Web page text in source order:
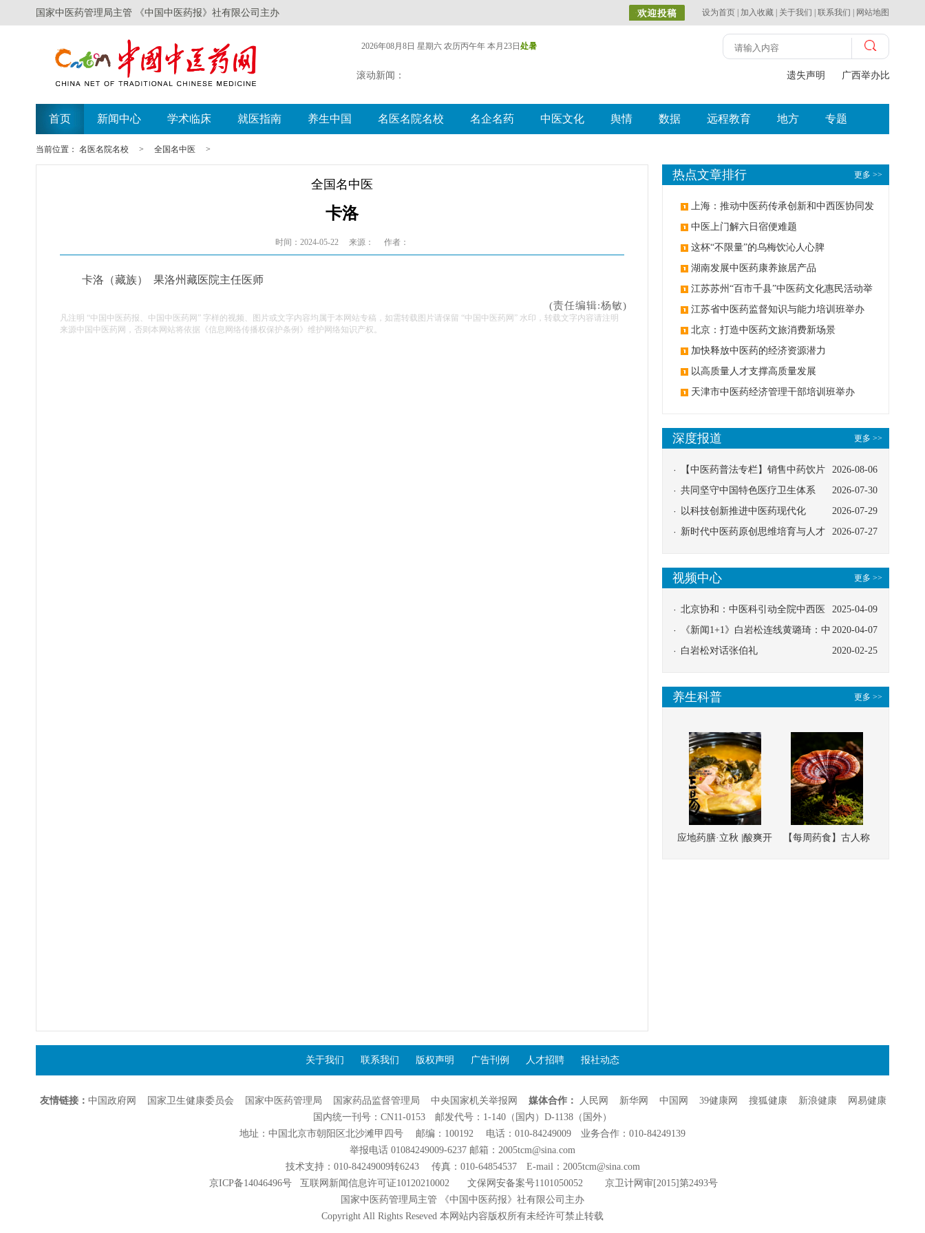
国家中医药管理局主管 《中国中医药报》社有限公司主办 设为首页 加入收藏 关于我们 联系我们 网站地图
2026年08月8日 星期六 农历丙午年 本月23日 处暑
滚动新闻： 遗失声明 广西举办比赛探索
首页 新闻中心 学术临床 就医指南 养生中国 名医名院名校 名企名药 中医文化 舆情 数据 远程教育 地方 专题
当前位置： 名医名院名校 > 全国名中医 >
全国名中医
卡洛
时间：2024-05-22 来源： 作者：
卡洛（藏族） 果洛州藏医院主任医师
(责任编辑:杨敏)
凡注明 “中国中医药报、中国中医药网” 字样的视频、图片或文字内容均属于本网站专稿，如需转载图片请保留 “中国中医药网” 水印，转载文字内容请注明
来源中国中医药网，否则本网站将依据《信息网络传播权保护条例》维护网络知识产权。
更多 >>
热点文章排行
上海：推动中医药传承创新和中西医协同发
展 中医上门解六日宿便难题
这杯“不限量”的乌梅饮沁人心脾
湖南发展中医药康养旅居产品
江苏苏州“百市千县”中医药文化惠民活动举
办 江苏省中医药监督知识与能力培训班举办
北京：打造中医药文旅消费新场景
加快释放中医药的经济资源潜力
以高质量人才支撑高质量发展
天津市中医药经济管理干部培训班举办
更多 >>
深度报道
2026-08-06
【中医药普法专栏】销售中药饮片
应告知煎服方法及注意事项
2026-07-30
共同坚守中国特色医疗卫生体系
2026-07-29
以科技创新推进中医药现代化
2026-07-27
新时代中医药原创思维培育与人才
更多 >>
视频中心
2025-04-09
北京协和：中医科引动全院中西医
协同
2020-04-07
《新闻1+1》白岩松连线黄璐琦：中
医救治的临床效果
2020-02-25
白岩松对话张伯礼
更多 >>
养生科普
应地药膳·立秋 |酸爽开
【每周药食】古人称
关于我们 联系我们 版权声明 广告刊例 人才招聘 报社动态
友情链接： 中国政府网 国家卫生健康委员会 国家中医药管理局 国家药品监督管理局 中央国家机关举报网 媒体合作： 人民网 新华网 中国网 39健康网 搜狐健康 新浪健康
网易健康
国内统一刊号：CN11-0153 邮发代号：1-140（国内）D-1138（国外）
地址：中国北京市朝阳区北沙滩甲四号 邮编：100192 电话：010-84249009 业务合作：010-84249139
举报电话 01084249009-6237 邮箱：2005tcm@sina.com
技术支持：010-84249009转6243 传真：010-64854537 E-mail：2005tcm@sina.com
京ICP备14046496号
互联网新闻信息许可证10120210002文保网安备案号1101050052 京卫计网审[2015]第2493号
国家中医药管理局主管 《中国中医药报》社有限公司主办
Copyright All Rights Reseved 本网站内容版权所有未经许可禁止转载